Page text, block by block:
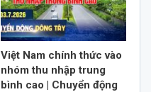
Việt Nam chính thức vào
nhóm thu nhập trung
bình cao | Chuyển động